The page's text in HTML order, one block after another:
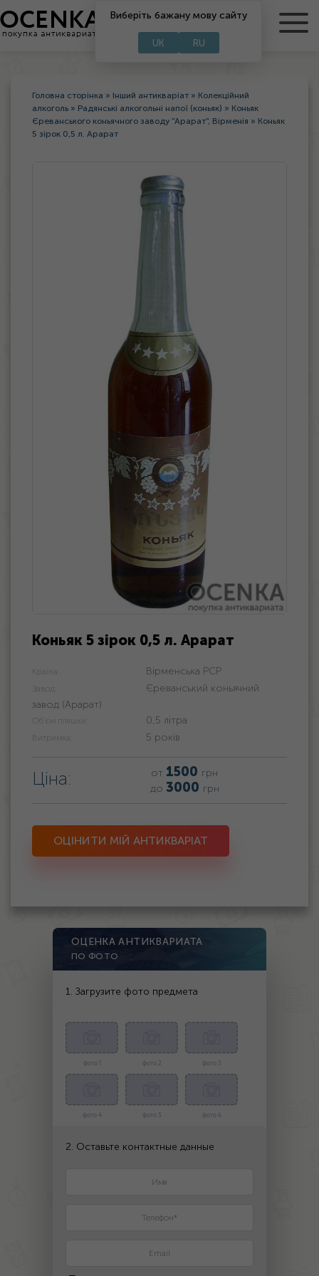
RU
Виберіть бажану мову сайту
UK RU
Головна сторінка » Інший антикваріат » Колекційний
алкоголь » Радянські алкогольні напої (коньяк) » Коньяк
Єреванського коньячного заводу "Арарат", Вірменія » Коньяк
5 зірок 0,5 л. Арарат
Коньяк 5 зірок 0,5 л. Арарат
Країна: Вірменська РСР
Завод:
Єреванський коньячний
завод (Арарат)
Об'єм пляшки: 0,5 літра
Витримка: 5 років
Ціна: от 1500 грн
до 3000 грн
ОЦІНИТИ МІЙ АНТИКВАРІАТ
ОЦЕНКА АНТИКВАРИАТА
ПО ФОТО
1. Загрузите фото предмета
фото 1 фото 2 фото 3
фото 4 фото 5 фото 6
2. Оставьте контактные данные